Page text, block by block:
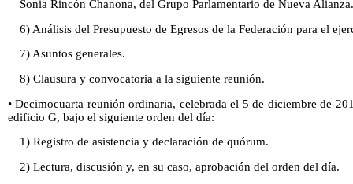
Sonia Rincón Chanona, del Grupo Parlamentario de Nueva Alianza.
6) Análisis del Presupuesto de Egresos de la Federación para el
7) Asuntos generales.
8) Clausura y convocatoria a la siguiente reunión.
• Decimocuarta reunión ordinaria, celebrada el 5 de diciembre de
edificio G, bajo el siguiente orden del día:
1) Registro de asistencia y declaración de quórum.
2) Lectura, discusión y, en su caso, aprobación del orden del día.